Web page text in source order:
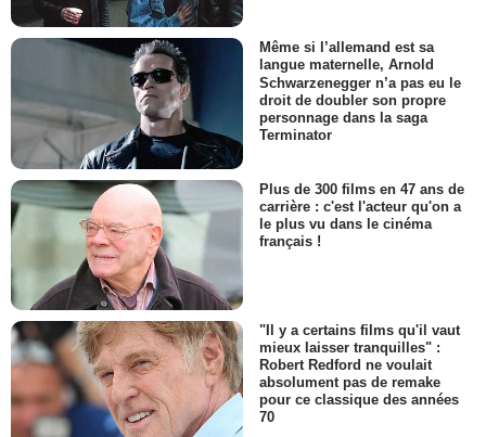
Même si l’allemand est sa
langue maternelle, Arnold
Schwarzenegger n’a pas eu le
droit de doubler son propre
personnage dans la saga
Terminator
Plus de 300 films en 47 ans de
carrière : c'est l'acteur qu'on a
le plus vu dans le cinéma
français !
"Il y a certains films qu'il vaut
mieux laisser tranquilles" :
Robert Redford ne voulait
absolument pas de remake
pour ce classique des années
70